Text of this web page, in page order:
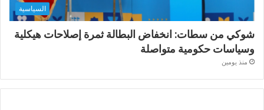
السياسية
شوكي من سطات: انخفاض البطالة ثمرة إصلاحات هيكلية
وسياسات حكومية متواصلة
منذ يومين